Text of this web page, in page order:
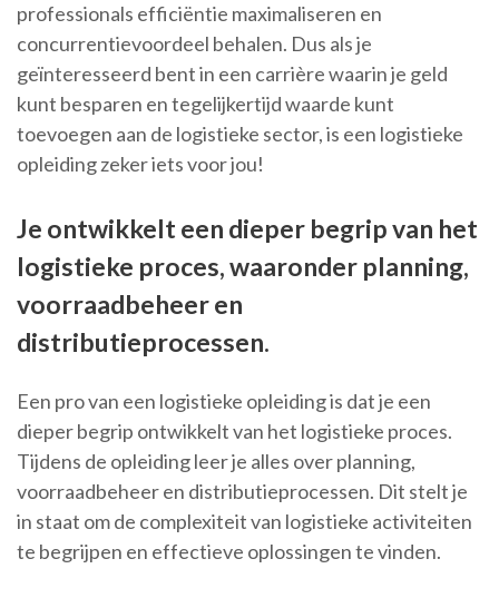
professionals efficiëntie maximaliseren en
concurrentievoordeel behalen. Dus als je
geïnteresseerd bent in een carrière waarin je geld
kunt besparen en tegelijkertijd waarde kunt
toevoegen aan de logistieke sector, is een logistieke
opleiding zeker iets voor jou!
Je ontwikkelt een dieper begrip van het
logistieke proces, waaronder planning,
voorraadbeheer en
distributieprocessen.
Een pro van een logistieke opleiding is dat je een
dieper begrip ontwikkelt van het logistieke proces.
Tijdens de opleiding leer je alles over planning,
voorraadbeheer en distributieprocessen. Dit stelt je
in staat om de complexiteit van logistieke activiteiten
te begrijpen en effectieve oplossingen te vinden.